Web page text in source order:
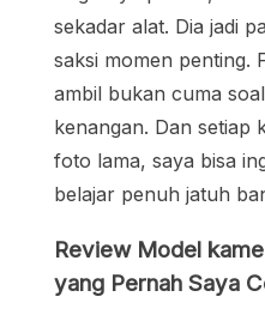
sekadar alat. Dia jadi
saksi momen penting.
ambil bukan cuma
kenangan. Dan setiap
foto lama, saya bisa
belajar penuh jatuh
Review Model
yang Pernah Saya